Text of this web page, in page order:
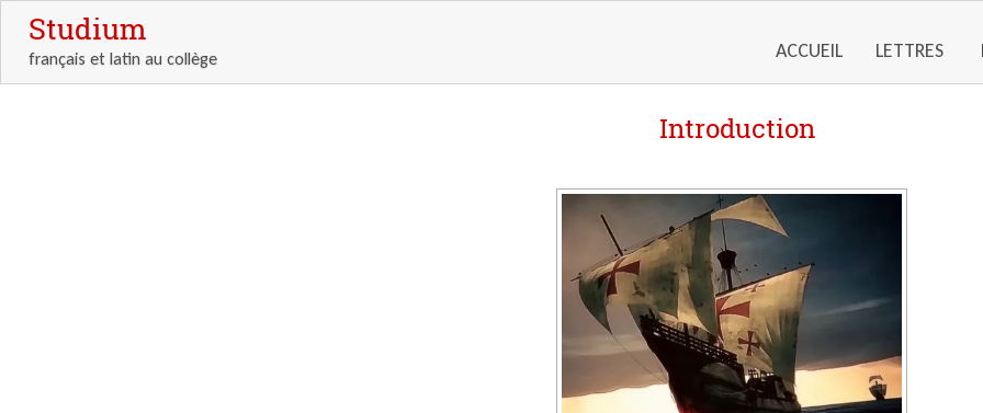
Studium
français et latin au collège ACCUEIL LETTRES
Introduction